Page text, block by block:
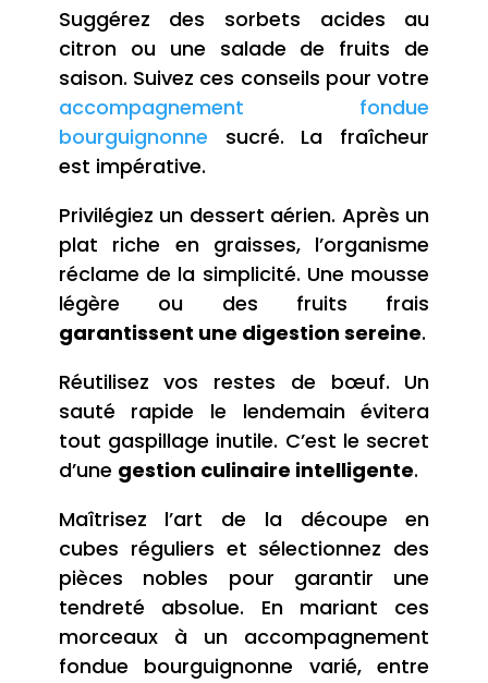
Suggérez des sorbets acides au
citron ou une salade de fruits de
saison. Suivez ces conseils pour votre
accompagnement fondue
bourguignonne sucré. La fraîcheur
est impérative.
Privilégiez un dessert aérien. Après un
plat riche en graisses, l’organisme
réclame de la simplicité. Une mousse
légère ou des fruits frais
garantissent une digestion sereine.
Réutilisez vos restes de bœuf. Un
sauté rapide le lendemain évitera
tout gaspillage inutile. C’est le secret
d’une gestion culinaire intelligente.
Maîtrisez l’art de la découpe en
cubes réguliers et sélectionnez des
pièces nobles pour garantir une
tendreté absolue. En mariant ces
morceaux à un accompagnement
fondue bourguignonne varié, entre